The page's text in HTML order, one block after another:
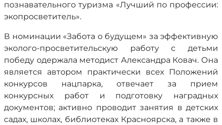
познавательного туризма «Лучший по профессии:
экопросветитель».
В номинации «Забота о будущем» за эффективную
эколого-просветительскую работу с детьми
победу одержала методист Александра Ковач. Она
является автором практически всех Положений
конкурсов нацпарка, отвечает за прием
конкурсных работ и подготовку наградных
документов; активно проводит занятия в детских
садах, школах, библиотеках Красноярска, а также в